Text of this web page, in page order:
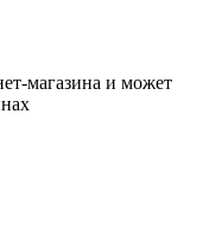
магазина и может